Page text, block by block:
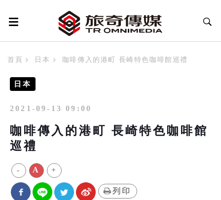
首頁 日本 咖啡傳入的港町 長崎特色咖啡館巡禮
日本
2021-09-13 09:00
咖啡傳入的港町 長崎特色咖啡館
巡禮
- A +
列印